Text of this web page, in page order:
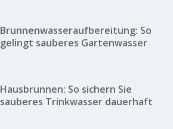
Brunnenwasseraufbereitung: So
gelingt sauberes Gartenwasser
Hausbrunnen: So sichern Sie
sauberes Trinkwasser dauerhaft